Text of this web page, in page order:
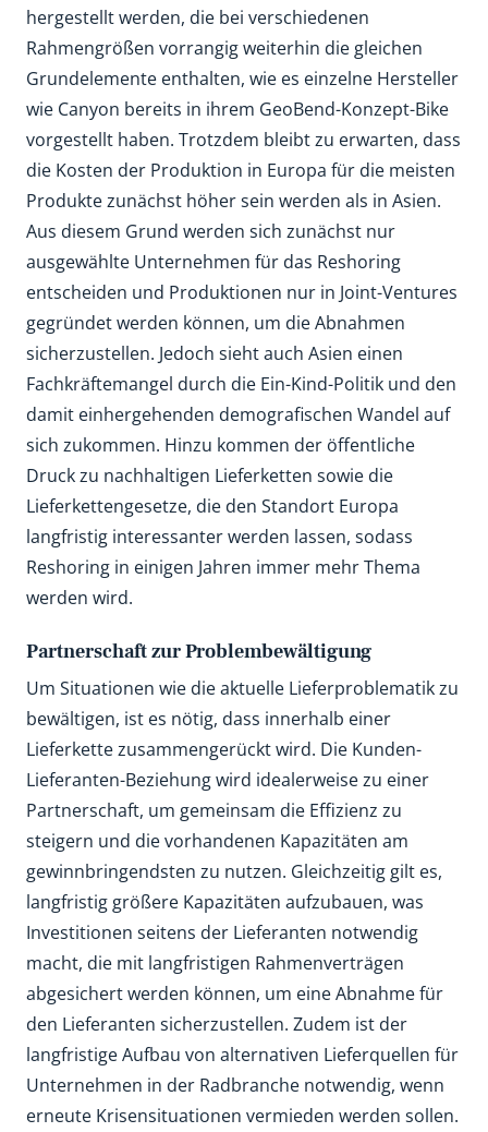
hergestellt werden, die bei verschiedenen
Rahmengrößen vorrangig weiterhin die gleichen
Grundelemente enthalten, wie es einzelne Hersteller
wie Canyon bereits in ihrem GeoBend-Konzept-Bike
vorgestellt haben. Trotzdem bleibt zu erwarten, dass
die Kosten der Produktion in Europa für die meisten
Produkte zunächst höher sein werden als in Asien.
Aus diesem Grund werden sich zunächst nur
ausgewählte Unternehmen für das Reshoring
entscheiden und Produktionen nur in Joint-Ventures
gegründet werden können, um die Abnahmen
sicherzustellen. Jedoch sieht auch Asien einen
Fachkräftemangel durch die Ein-Kind-Politik und den
damit einhergehenden demografischen Wandel auf
sich zukommen. Hinzu kommen der öffentliche
Druck zu nachhaltigen Lieferketten sowie die
Lieferkettengesetze, die den Standort Europa
langfristig interessanter werden lassen, sodass
Reshoring in einigen Jahren immer mehr Thema
werden wird.
Partnerschaft zur Problembewältigung
Um Situationen wie die aktuelle Lieferproblematik zu
bewältigen, ist es nötig, dass innerhalb einer
Lieferkette zusammengerückt wird. Die Kunden-
Lieferanten-Beziehung wird idealerweise zu einer
Partnerschaft, um gemeinsam die Effizienz zu
steigern und die vorhandenen Kapazitäten am
gewinnbringendsten zu nutzen. Gleichzeitig gilt es,
langfristig größere Kapazitäten aufzubauen, was
Investitionen seitens der Lieferanten notwendig
macht, die mit langfristigen Rahmenverträgen
abgesichert werden können, um eine Abnahme für
den Lieferanten sicherzustellen. Zudem ist der
langfristige Aufbau von alternativen Lieferquellen für
Unternehmen in der Radbranche notwendig, wenn
erneute Krisensituationen vermieden werden sollen.